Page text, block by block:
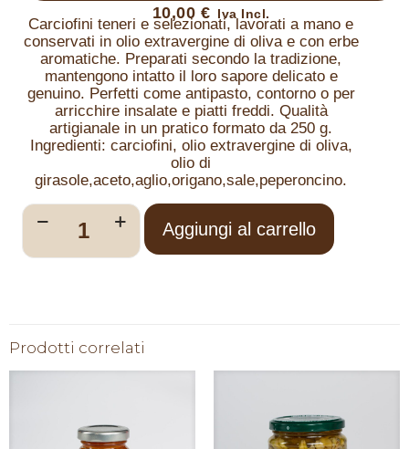
10,00 €
Carciofini teneri e selezionati, lavorati a mano e
conservati in olio extravergine di oliva e con erbe
aromatiche. Preparati secondo la tradizione,
mantengono intatto il loro sapore delicato e
genuino. Perfetti come antipasto, contorno o per
arricchire insalate e piatti freddi. Qualità
artigianale in un pratico formato da 250 g.
Ingredienti: carciofini, olio extravergine di oliva,
olio di
girasole,aceto,aglio,origano,sale,peperoncino.
Aggiungi al carrello
Prodotti correlati